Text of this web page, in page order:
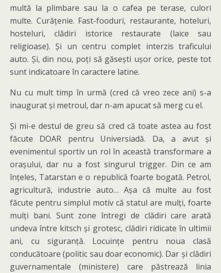
multă la plimbare sau la o cafea pe terase, culori
multe. Curățenie. Fast-fooduri, restaurante, hoteluri,
hosteluri, clădiri istorice restaurate (laice sau
religioase). Și un centru complet interzis traficului
auto. Și, din nou, poți să găsești ușor orice, peste tot
sunt indicatoare în caractere latine.
Nu cu mult timp în urmă (cred că vreo zece ani) s-a
inaugurat și metroul, dar n-am apucat să merg cu el.
Și mi-e destul de greu să cred că toate astea au fost
făcute DOAR pentru Universiadă. Da, a avut și
evenimentul sportiv un rol în această transformare a
orașului, dar nu a fost singurul trigger. Din ce am
înțeles, Tatarstan e o republică foarte bogată. Petrol,
agricultură, industrie auto… Așa că multe au fost
făcute pentru simplul motiv că statul are mulți, foarte
mulți bani. Sunt zone întregi de clădiri care arată
undeva între kitsch și grotesc, clădiri ridicate în ultimii
ani, cu siguranță. Locuințe pentru noua clasă
conducătoare (politic sau doar economic). Dar și clădiri
guvernamentale (ministere) care păstrează linia